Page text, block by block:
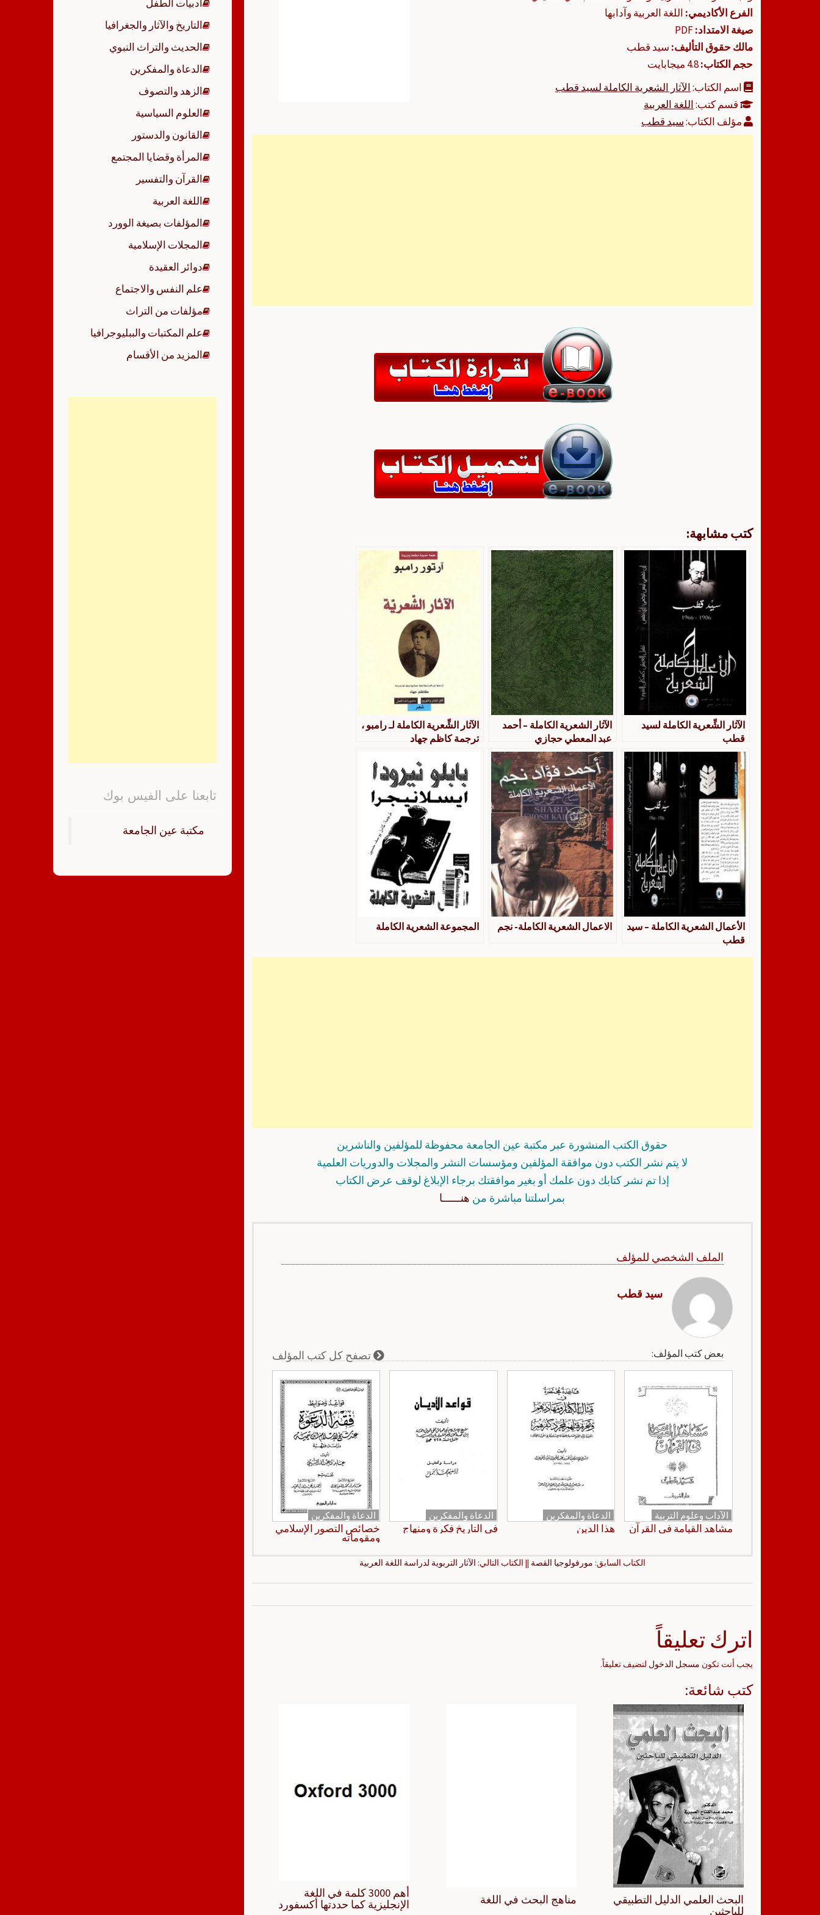
الفرع الأكاديمي: اللغة العربية وآدابها
صيغة الامتداد:
مالك حقوق التأليف: سيد قطب
حجم الكتاب:
اسم الكتاب:الآثار الشعرية الكاملة لسيد قطب
قسم كتب:اللغة العربية
مؤلف الكتاب:سيد قطب
كتب مشابهة:
الآثار الشِّعرية الكاملة لسيد
قطب
الآثار الشعرية الكاملة – أحمد
عبد المعطي حجازي
الآثار الشِّعرية الكاملة لـ رامبو ،
ترجمة كاظم جهاد
الأعمال الشعرية الكاملة – سيد
قطب
الاعمال الشعرية الكاملة- نجم المجموعة الشعرية الكاملة
حقوق الكتب المنشورة عبر مكتبة عين الجامعة محفوظة للمؤلفين والناشرين
لا يتم نشر الكتب دون موافقة المؤلفين ومؤسسات النشر والمجلات والدوريات العلمية
إذا تم نشر كتابك دون علمك أو بغير موافقتك برجاء الإبلاغ لوقف عرض الكتاب
بمراسلتنا مباشرة من هنــــــا
الملف الشخصي للمؤلف
سيد قطب
بعض كتب المؤلف: تصفح كل كتب المؤلف
الآداب وعلوم التربية
مشاهد القيامة في القرآن
الدعاة والمفكرين
هذا الدين
الدعاة والمفكرين
في التاريخ فكرة ومنهاج
الدعاة والمفكرين
خصائص التصور الإسلامي
ومقوماته
الكتاب السابق: مورفولوجيا القصة || الكتاب التالي: الآثار التربوية لدراسة اللغة العربية
اترك تعليقاً
يجب أنت تكون مسجل الدخول لتضيف تعليقاً.
كتب شائعة:
أهم 3000 كلمة في اللغة
الإنجليزية كما حددتها أكسفورد
مناهج البحث في اللغة
البحث العلمي الدليل التطبيقي
للباحثين
أدبيات الطفل
التاريخ والآثار والجغرافيا
الحديث والتراث النبوي
الدعاة والمفكرين
الزهد والتصوف
العلوم السياسية
القانون والدستور
المرأة وقضايا المجتمع
القرآن والتفسير
اللغة العربية
المؤلفات بصيغة الوورد
المجلات الإسلامية
دوائر العقيدة
علم النفس والاجتماع
مؤلفات من التراث
علم المكتبات والببليوجرافيا
المزيد من الأقسام
تابعنا على الفيس بوك
‏مكتبة عين الجامعة‏